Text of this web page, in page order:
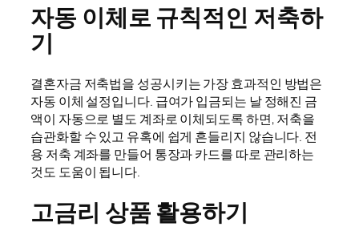
자동 이체로 규칙적인 저축하
기
결혼자금 저축법을 성공시키는 가장 효과적인 방법은
자동 이체 설정입니다. 급여가 입금되는 날 정해진 금
액이 자동으로 별도 계좌로 이체되도록 하면, 저축을
습관화할 수 있고 유혹에 쉽게 흔들리지 않습니다. 전
용 저축 계좌를 만들어 통장과 카드를 따로 관리하는
것도 도움이 됩니다.
고금리 상품 활용하기